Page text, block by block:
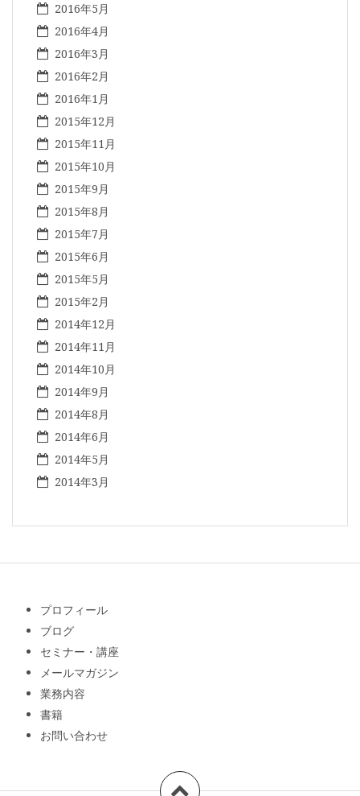
2016年5月
2016年4月
2016年3月
2016年2月
2016年1月
2015年12月
2015年11月
2015年10月
2015年9月
2015年8月
2015年7月
2015年6月
2015年5月
2015年2月
2014年12月
2014年11月
2014年10月
2014年9月
2014年8月
2014年6月
2014年5月
2014年3月
プロフィール
ブログ
セミナー・講座
メールマガジン
業務内容
書籍
お問い合わせ